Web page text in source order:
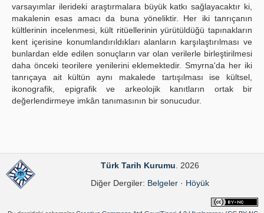
varsayımlar ilerideki araştırmalara büyük katkı sağlayacaktır ki,
makalenin esas amacı da buna yöneliktir. Her iki tanrıçanın
kültlerinin incelenmesi, kült ritüellerinin yürütüldüğü tapınakların
kent içerisine konumlandırıldıkları alanların karşılaştırılması ve
bunlardan elde edilen sonuçların var olan verilerle birleştirilmesi
daha önceki teorilere yenilerini eklemektedir. Smyrna'da her iki
tanrıçaya ait kültün aynı makalede tartışılması ise kültsel,
ikonografik, epigrafik ve arkeolojik kanıtların ortak bir
değerlendirmeye imkân tanımasının bir sonucudur.
Türk Tarih Kurumu . 2026
Diğer Dergiler: Belgeler· Höyük